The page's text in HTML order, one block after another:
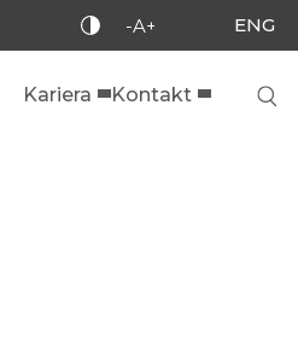
-A+ ENG
Kariera Kontakt